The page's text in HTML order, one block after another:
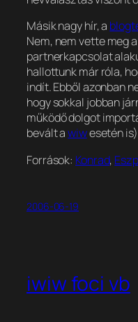
Másik nagy hír, a
Nem, nem vette meg a
partnerkapcsolat
hallottunk már róla,
indít. Ebből azonban
hogy sokkal jobban
működő dolgot
bevált awiwesetén is)
Források: Konrad,
2006-06-19
iwiw foci vb